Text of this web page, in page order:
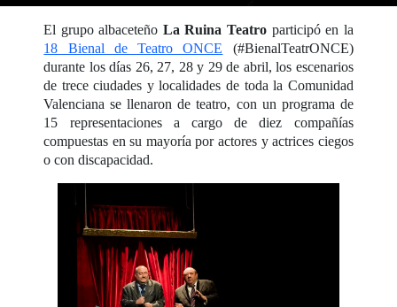
El grupo albaceteño La Ruina Teatro participó en la
18 Bienal de Teatro ONCE (#BienalTeatrONCE)
durante los días 26, 27, 28 y 29 de abril, los escenarios
de trece ciudades y localidades de toda la Comunidad
Valenciana se llenaron de teatro, con un programa de
15 representaciones a cargo de diez compañías
compuestas en su mayoría por actores y actrices ciegos
o con discapacidad.